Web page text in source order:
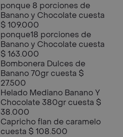
ponque 8 porciones de
Banano y Chocolate cuesta
$ 109.000
ponque18 porciones de
Banano y Chocolate cuesta
$ 163.000
Bombonera Dulces de
Banano 70gr cuesta $
27.500
Helado Mediano Banano Y
Chocolate 380gr cuesta $
38.000
Capricho flan de caramelo
cuesta $ 108.500